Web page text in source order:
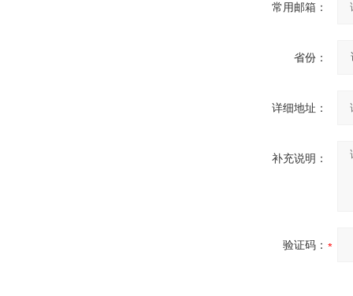
常用邮箱：
省份：
详细地址：
补充说明：
验证码：